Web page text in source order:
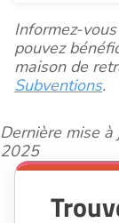
Informez-
pouvez
maison de
Subventions.
Dernière mise
2025